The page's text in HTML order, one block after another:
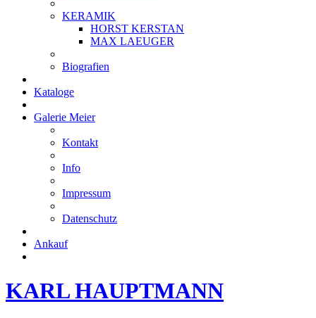
KERAMIK
HORST KERSTAN
MAX LAEUGER
Biografien
Kataloge
Galerie Meier
Kontakt
Info
Impressum
Datenschutz
Ankauf
KARL HAUPTMANN